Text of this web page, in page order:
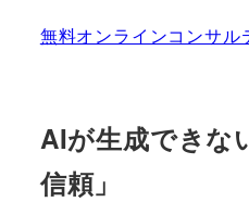
無料オンラインコンサ
AIが生成できな
信頼」